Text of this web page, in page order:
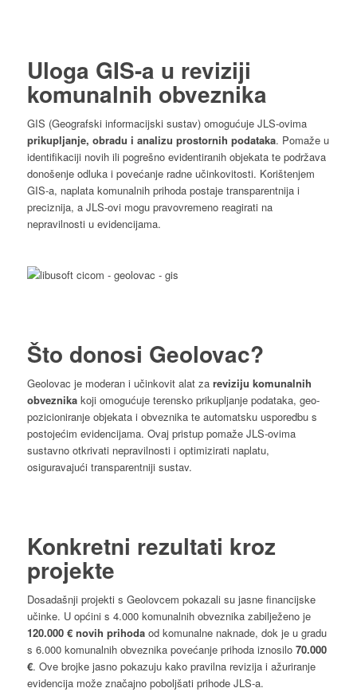
Uloga GIS-a u reviziji
komunalnih obveznika
GIS (Geografski informacijski sustav) omogućuje JLS-ovima
prikupljanje, obradu i analizu prostornih podataka. Pomaže u
identifikaciji novih ili pogrešno evidentiranih objekata te podržava
donošenje odluka i povećanje radne učinkovitosti. Korištenjem
GIS-a, naplata komunalnih prihoda postaje transparentnija i
preciznija, a JLS-ovi mogu pravovremeno reagirati na
nepravilnosti u evidencijama.
Što donosi Geolovac?
Geolovac je moderan i učinkovit alat za reviziju komunalnih
obveznikakoji omogućuje terensko prikupljanje podataka, geo-
pozicioniranje objekata i obveznika te automatsku usporedbu s
postojećim evidencijama. Ovaj pristup pomaže JLS-ovima
sustavno otkrivati nepravilnosti i optimizirati naplatu,
osiguravajući transparentniji sustav.
Konkretni rezultati kroz
projekte
Dosadašnji projekti s Geolovcem pokazali su jasne financijske
učinke. U općini s 4.000 komunalnih obveznika zabilježeno je
120.000 € novih prihodaod komunalne naknade, dok je u gradu
s 6.000 komunalnih obveznika povećanje prihoda iznosilo 70.000
€. Ove brojke jasno pokazuju kako pravilna revizija i ažuriranje
evidencija može značajno poboljšati prihode JLS-a.